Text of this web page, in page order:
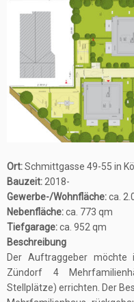
Ort:Schmittgasse 49-55 in
Bauzeit: 2018-
Gewerbe-/Wohnfläche:ca.
Nebenfläche:ca. 773 qm
Tiefgarage:ca. 952 qm
Beschreibung
Der Auftraggeber
Zündorf 4
Stellplätze) errichten. Der